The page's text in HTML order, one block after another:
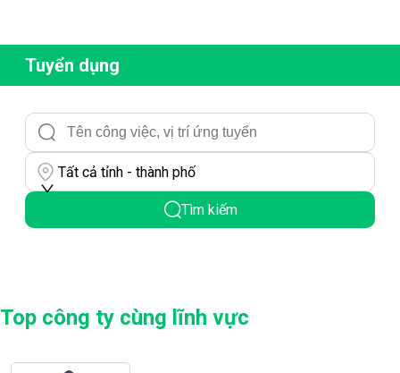
Tuyển dụng
Tất cả tỉnh - thành phố
Tìm kiếm
Top công ty cùng lĩnh vực